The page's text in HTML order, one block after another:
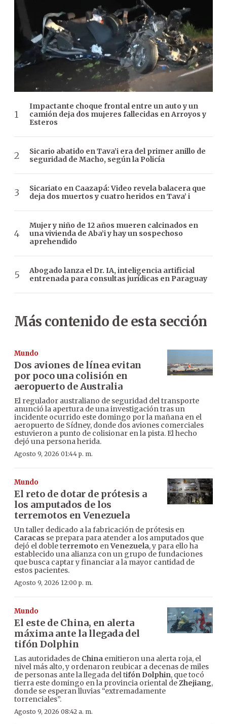
Impactante choque frontal entre un auto y un
camión deja dos mujeres fallecidas en Arroyos y
Esteros
Sicario abatido en Tava’i era del primer anillo de
seguridad de Macho, según la Policía
Sicariato en Caazapá: Video revela balacera que
deja dos muertos y cuatro heridos en Tava’ i
Mujer y niño de 12 años mueren calcinados en
una vivienda de Aba’i y hay un sospechoso
aprehendido
Abogado lanza el Dr. IA, inteligencia artificial
entrenada para consultas jurídicas en Paraguay
Más contenido de esta sección
Mundo
Dos aviones de línea evitan
por poco una colisión en
aeropuerto de Australia
El regulador australiano de seguridad del transporte
anunció la apertura de una investigación tras un
incidente ocurrido este domingo por la mañana en el
aeropuerto de Sídney, donde dos aviones comerciales
estuvieron a punto de colisionar en la pista. El hecho
dejó una persona herida.
Agosto 9, 2026 01:44 p. m.
Mundo
El reto de dotar de prótesis a
los amputados de los
terremotos en Venezuela
Un taller dedicado a la fabricación de prótesis en
Caracas se prepara para atender a los amputados que
dejó el doble terremoto enVenezuela, y para ello ha
establecido una alianza con un grupo de fundaciones
que busca captar y financiar a la mayor cantidad de
estos pacientes.
Agosto 9, 2026 12:00 p. m.
Mundo
El este de China, en alerta
máxima ante la llegada del
tifón Dolphin
Las autoridades de China emitieron una alerta roja, el
nivel más alto, y ordenaron reubicar a decenas de miles
de personas ante la llegada del tifón Dolphin, que tocó
tierra este domingo en la provincia oriental deZhejiang,
donde se esperan lluvias “extremadamente
torrenciales”.
Agosto 9, 2026 08:42 a. m.